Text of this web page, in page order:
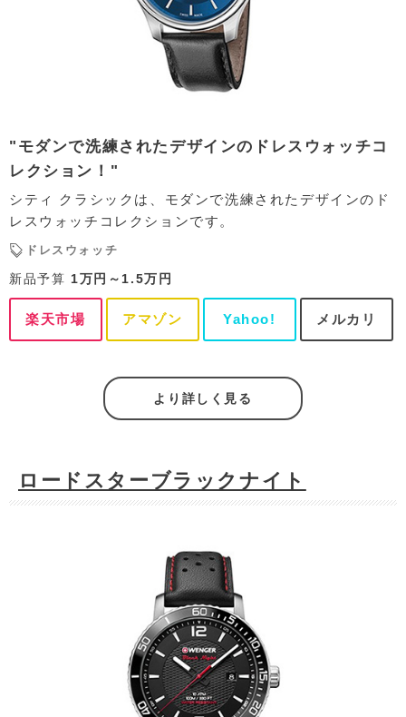
"モダンで洗練されたデザインのドレスウォッチコ
レクション！"
シティ クラシックは、モダンで洗練されたデザインのド
レスウォッチコレクションです。
ドレスウォッチ
新品予算 1万円～1.5万円
楽天市場 アマゾン Yahoo! メルカリ
より詳しく見る
ロードスターブラックナイト